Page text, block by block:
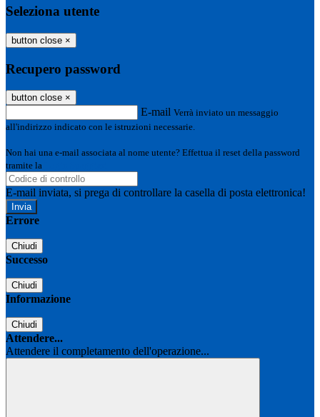
Seleziona utente
button close ×
Recupero password
button close ×
E-mail Verrà inviato un messaggio
all'indirizzo indicato con le istruzioni necessarie.
Non hai una e-mail associata al nome utente? Effettua il reset della password
tramite la
E-mail inviata, si prega di controllare la casella di posta elettronica!
Errore
Chiudi
Successo
Chiudi
Informazione
Chiudi
Attendere...
Attendere il completamento dell'operazione...